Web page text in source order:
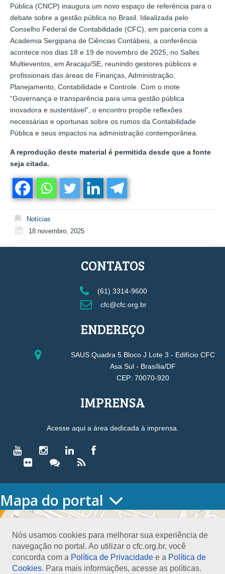
Pública (CNCP) inaugura um novo espaço de referência para o
debate sobre a gestão pública no Brasil. Idealizada pelo
Conselho Federal de Contabilidade (CFC), em parceria com a
Academia Sergipana de Ciências Contábeis, a conferência
acontece nos dias 18 e 19 de novembro de 2025, no Salles
Multieventos, em Aracaju/SE, reunindo gestores públicos e
profissionais das áreas de Finanças, Administração,
Planejamento, Contabilidade e Controle. Com o mote
“Governança e transparência para uma gestão pública
inovadora e sustentável”, o encontro propõe reflexões
necessárias e oportunas sobre os rumos da Contabilidade
Pública e seus impactos na administração contemporânea.
A reprodução deste material é permitida desde que a fonte
seja citada.
Notícias
18 novembro, 2025
Nós usamos cookies para melhorar sua experiência de
navegação no portal. Ao utilizar o cfc.org.br, você
concorda com a Política de Privacidade e a Política de
Cookies. Para mais informações, acesse as políticas.
CONTATOS
(61) 3314-9600
cfc@cfc.org.br
ENDEREÇO
SAUS Quadra 5 Bloco J Lote 3 - Edifício CFC
Asa Sul - Brasília/DF
CEP: 70070-920
IMPRENSA
Acesse aqui a área dedicada à imprensa.
Mapa do portal
HOME
Conselho Diretor
Nossa Sede
Planejamento
Organograma